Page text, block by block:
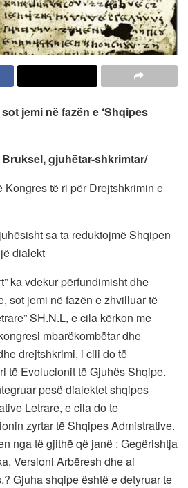
jemi në fazën e ‘Shqipes
gjuhëtar-shkrimtar/
Kongres të ri për Drejtshkrimin e
sa ta reduktojmë Shqipen
dialekt
ka vdekur përfundimisht dhe
sot jemi në fazën e zhvilluar të
SH.N.L, e cila kërkon me
mbarëkombëtar dhe
drejtshkrimi, i cili do të
të Evolucionit të Gjuhës Shqipe.
pesë dialektet shqipes
Letrare, e cila do te
zyrtar të Shqipes Admistrative.
nga të gjithë që janë : Gegërishtja
Versioni Arbëresh dhe ai
Gjuha shqipe është e detyruar te